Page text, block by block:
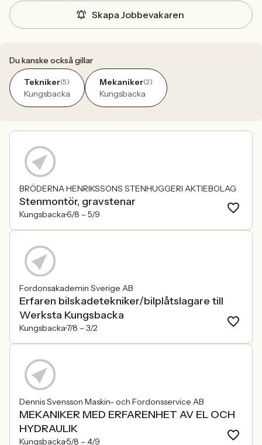
Skapa Jobbevakaren
Du kanske också gillar
Tekniker(5)
Kungsbacka
Mekaniker(2)
Kungsbacka
BRÖDERNA HENRIKSSONS STENHUGGERI AKTIEBOLAG
Stenmontör, gravstenar
Kungsbacka6/8 – 5/9
Fordonsakademin Sverige AB
Erfaren bilskadetekniker/bilplåtslagare till
Werksta Kungsbacka
Kungsbacka7/8 – 3/2
Dennis Svensson Maskin- och Fordonsservice AB
MEKANIKER MED ERFARENHET AV EL OCH
HYDRAULIK
Kungsbacka5/8 – 4/9